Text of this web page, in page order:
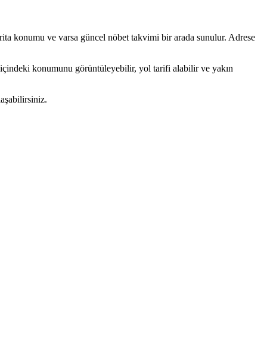
konumu ve varsa güncel nöbet takvimi bir arada sunulur. Adrese
içindeki konumunu görüntüleyebilir, yol tarifi alabilir ve yakın